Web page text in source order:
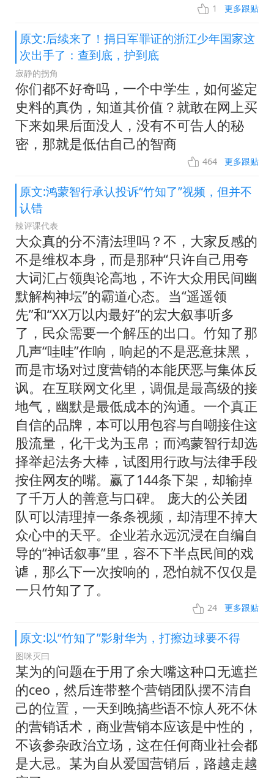
1 更多跟贴
原文:后续来了！捐日军罪证的浙江少年国家这
次出手了：查到底，护到底
寂静的拐角
你们都不好奇吗，一个中学生，如何鉴定
史料的真伪，知道其价值？就敢在网上买
下来如果后面没人，没有不可告人的秘
密，那就是低估自己的智商
464 更多跟贴
原文:鸿蒙智行承认投诉“竹知了”视频，但并不
认错
辣评课代表
大众真的分不清法理吗？不，大家反感的
不是维权本身，而是那种“只许自己用夸
大词汇占领舆论高地，不许大众用民间幽
默解构神坛”的霸道心态。当“遥遥领
先”和“XX万以内最好”的宏大叙事听多
了，民众需要一个解压的出口。竹知了那
几声“哇哇”作响，响起的不是恶意抹黑，
而是市场对过度营销的本能厌恶与集体反
讽。在互联网文化里，调侃是最高级的接
地气，幽默是最低成本的沟通。一个真正
自信的品牌，本可以用包容与自嘲接住这
股流量，化干戈为玉帛；而鸿蒙智行却选
择举起法务大棒，试图用行政与法律手段
按住网友的嘴。赢了144条下架，却输掉
了千万人的善意与口碑。 庞大的公关团
队可以清理掉一条条视频，却清理不掉大
众心中的天平。企业若永远沉浸在自编自
导的“神话叙事”里，容不下半点民间的戏
谑，那么下一次按响的，恐怕就不仅仅是
一只竹知了了。
24 更多跟贴
原文:以“竹知了”影射华为，打擦边球要不得
图咪灭曰
某为的问题在于用了余大嘴这种口无遮拦
的ceo，然后连带整个营销团队摆不清自
己的位置，一天到晚搞些语不惊人死不休
的营销话术，商业营销本应该是中性的，
不该参杂政治立场，这在任何商业社会都
是大忌。某为自从爱国营销后，路越走越